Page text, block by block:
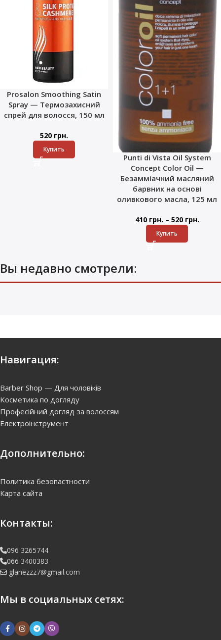
Prosalon Smoothing Satin
Spray — Термозахисний
спрей для волосся, 150 мл
520 грн.
Купить
Punti di Vista Oil System
Concept Color Oil —
Безамміачний масляний
барвник на основі
оливкового масла, 125 мл
410 грн. – 520 грн.
Купить
Вы недавно смотрели:
Навигация:
Barber Shop — Для чоловіків
Kосметика по догляду
Професійний догляд за волоссям
Електроінструмент
Дополнительно:
Политика безопастности
Карта сайта
Контакты:
096 3265744
066 3400383
glanezzz7@gmail.com
Мы в социальных сетях: